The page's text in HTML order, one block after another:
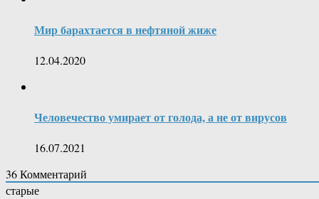
Мир барахтается в нефтяной жиже
12.04.2020
Человечество умирает от голода, а не от вирусов
16.07.2021
36Комментарий
старые